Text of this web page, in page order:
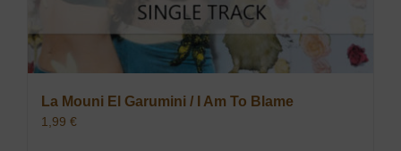
La Mouni El Garumini / I Am To Blame
1,99 €